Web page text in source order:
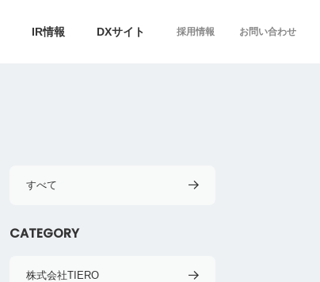
IR情報 DXサイト 採用情報 お問い合わせ
すべて
CATEGORY
株式会社TIERO